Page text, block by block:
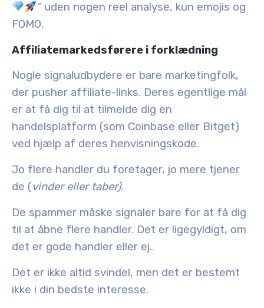
” uden nogen reel analyse, kun emojis og
FOMO.
Affiliatemarkedsførere i forklædning
Nogle signaludbydere er bare marketingfolk,
der pusher affiliate-links. Deres egentlige mål
er at få dig til at tilmelde dig en
handelsplatform (som Coinbase eller Bitget)
ved hjælp af deres henvisningskode.
Jo flere handler du foretager, jo mere tjener
de (vinder eller taber).
De spammer måske signaler bare for at få dig
til at åbne flere handler. Det er ligegyldigt, om
det er gode handler eller ej..
Det er ikke altid svindel, men det er bestemt
ikke i din bedste interesse.